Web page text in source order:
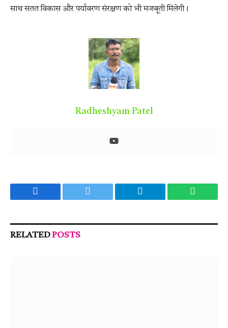
साथ सतत विकास और पर्यावरण संरक्षण को भी मजबूती मिलेगी।
Radheshyam Patel
Facebook Twitter Telegram
RELATEDPOSTS